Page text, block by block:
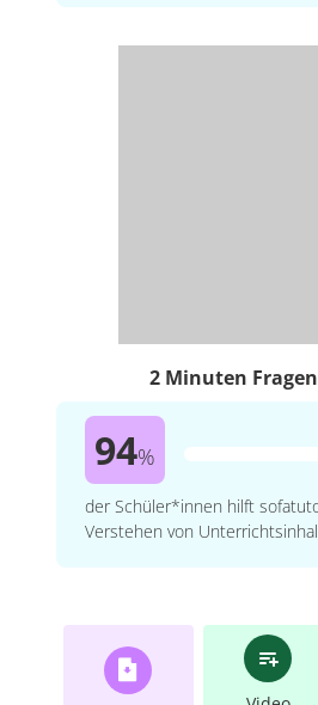
2 Minuten
94%
der Schüler*innen hilft
Verstehen von